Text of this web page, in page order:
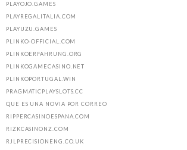
PLAYOJO.GAMES
PLAYREGALITALIA.COM
PLAYUZU.GAMES
PLINKO-OFFICIAL.COM
PLINKOERFAHRUNG.ORG
PLINKOGAMECASINO.NET
PLINKOPORTUGAL.WIN
PRAGMATICPLAYSLOTS.CC
QUE ES UNA NOVIA POR CORREO
RIPPERCASINOESPANA.COM
RIZKCASINONZ.COM
RJLPRECISIONENG.CO.UK